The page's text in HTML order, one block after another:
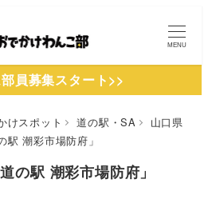
MENU
員募集スタート>>
けスポット 道の駅・SA
山口県
駅 潮彩市場防府」
の駅 潮彩市場防府」